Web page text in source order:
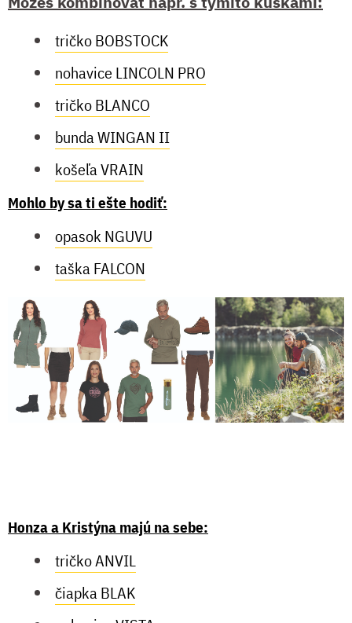
tričko BOBSTOCK
nohavice LINCOLN PRO
tričko BLANCO
bunda WINGAN II
košeľa VRAIN
Mohlo by sa ti ešte hodiť:
opasok NGUVU
taška FALCON
Honza a Kristýna majú na sebe:
tričko ANVIL
čiapka BLAK